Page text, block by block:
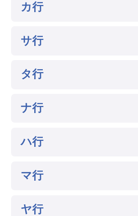
カ行
サ行
タ行
ナ行
ハ行
マ行
ヤ行